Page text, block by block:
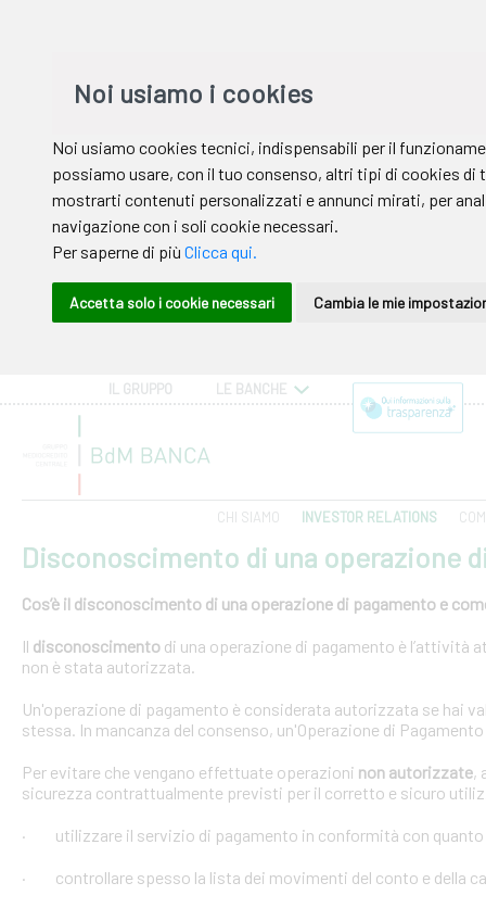
IL GRUPPO LE BANCHE
CHI SIAMO INVESTOR RELATIONS
Disconoscimento di una operazione
Cos’è il disconoscimento di una operazione di pagamento e
Il disconoscimento di una operazione di pagamento è l’attività
non è stata autorizzata.
Un'operazione di pagamento è considerata autorizzata se hai
stessa. In mancanza del consenso, un'Operazione di
Per evitare che vengano effettuate operazioni non autorizzate,
sicurezza contrattualmente previsti per il corretto e sicuro
· utilizzare il servizio di pagamento in conformità con
· controllare spesso la lista dei movimenti del conto e della